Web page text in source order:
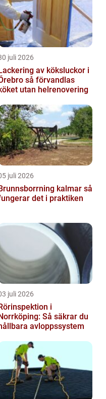
juli 2026
av köksluckor i
så förvandlas
utan helrenovering
juli 2026
kalmar så
det i praktiken
juli 2026
i
Så säkrar du
avloppssystem